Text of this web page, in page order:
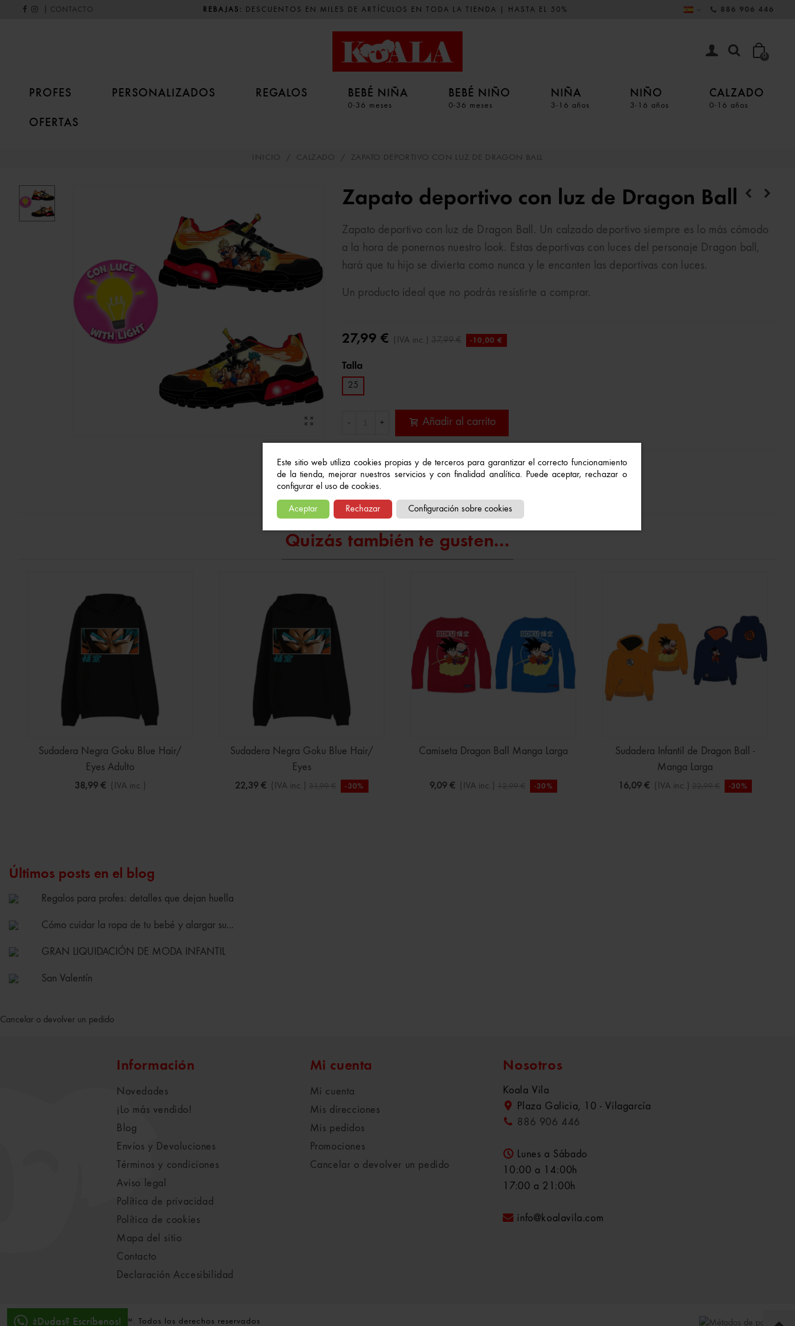
Este sitio web utiliza cookies propias y de terceros para garantizar el correcto funcionamiento
de la tienda, mejorar nuestros servicios y con finalidad analítica. Puede aceptar, rechazar o
configurar el uso de cookies.
Aceptar Rechazar Configuración sobre cookies
CONTACTO REBAJAS: DESCUENTOS EN MILES DE ARTÍCULOS EN TODA LA TIENDA | HASTA EL 50% 886 906 446
0
PROFES PERSONALIZADOS REGALOS BEBÉ NIÑA
0-36 meses
BEBÉ NIÑO
0-36 meses
NIÑA
3-16 años
NIÑO
3-16 años
CALZADO
0-16 años
OFERTAS
INICIO / CALZADO / ZAPATO DEPORTIVO CON LUZ DE DRAGON BALL
Zapato deportivo con luz de Dragon Ball
Zapato deportivo con luz de Dragon Ball. Un calzado deportivo siempre es lo más cómodo
a la hora de ponernos nuestro look. Estas deportivas con luces del personaje Dragon ball,
hará que tu hijo se divierta como nunca y le encanten las deportivas con luces.
Un producto ideal que no podrás resistirte a comprar.
27,99 € (IVA inc.) 37,99 € -10,00 €
Talla
25
- + Añadir al carrito
Referencia: 8054708333931
A Lista De Deseos
Quizás también te gusten...
Sudadera Negra Goku Blue Hair/
Eyes Adulto
38,99 € (IVA inc.)
Sudadera Negra Goku Blue Hair/
Eyes
22,39 € (IVA inc.) 31,99 € -30%
Camiseta Dragon Ball Manga Larga
9,09 € (IVA inc.) 12,99 € -30%
Sudadera Infantil de Dragon Ball -
Manga Larga
16,09 € (IVA inc.) 22,99 € -30%
Últimos posts en el blog
Regalos para profes: detalles que dejan huella
Cómo cuidar la ropa de tu bebé y alargar su...
GRAN LIQUIDACIÓN DE MODA INFANTIL
San Valentín
Cancelar o devolver un pedido
Información
Novedades
¡Lo más vendido!
Blog
Envíos y Devoluciones
Términos y condiciones
Aviso legal
Política de privacidad
Política de cookies
Mapa del sitio
Contacto
Declaración Accesibilidad
Mi cuenta
Mi cuenta
Mis direcciones
Mis pedidos
Promociones
Cancelar o devolver un pedido
Nosotros
Koala Vila
Plaza Galicia, 10 - Vilagarcía
886 906 446
Lunes a Sábado
10:00 a 14:00h
17:00 a 21:00h
info@koalavila.com
© 2021-2022 Koala Vila™. Todos los derechos reservados
¿Dudas? Escríbenos!